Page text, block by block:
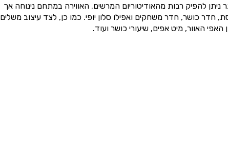
ניתן להפיק רבות מהאודיטוריום המרשים. האווירה במתחם נינוחה אך
כושר, חדר משחקים ואפילו סלון יופי. כמו כן, לצד עיצוב משלים
האפי האוור, מיט אפים, שיעורי כושר ועוד.